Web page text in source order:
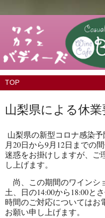
山梨県による休
山梨県の新型コロナ感染
月20日から9月12日まで
迷惑をお掛けしますが、ご
し上げます。
尚、この期間のワインシ
土、日の14:00から18:00
時間のご対応についてはお
お願い申し上げます。